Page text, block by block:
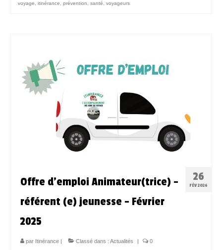
voyage
itinérance prévention santé voyageurs
26
FÉV 2026
Offre d’emploi Animateur(trice) –
référent (e) jeunesse – Février
2025
par Itinérance | Classé dans : Actualités | 0